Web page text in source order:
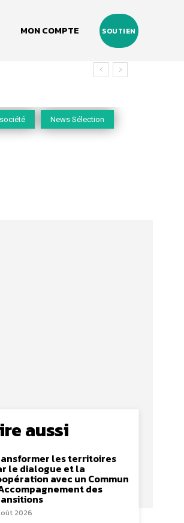
MON COMPTE SOUTIEN
News Sélection
aussi
les territoires
le dialogue et la
avec un Commun
des
2026